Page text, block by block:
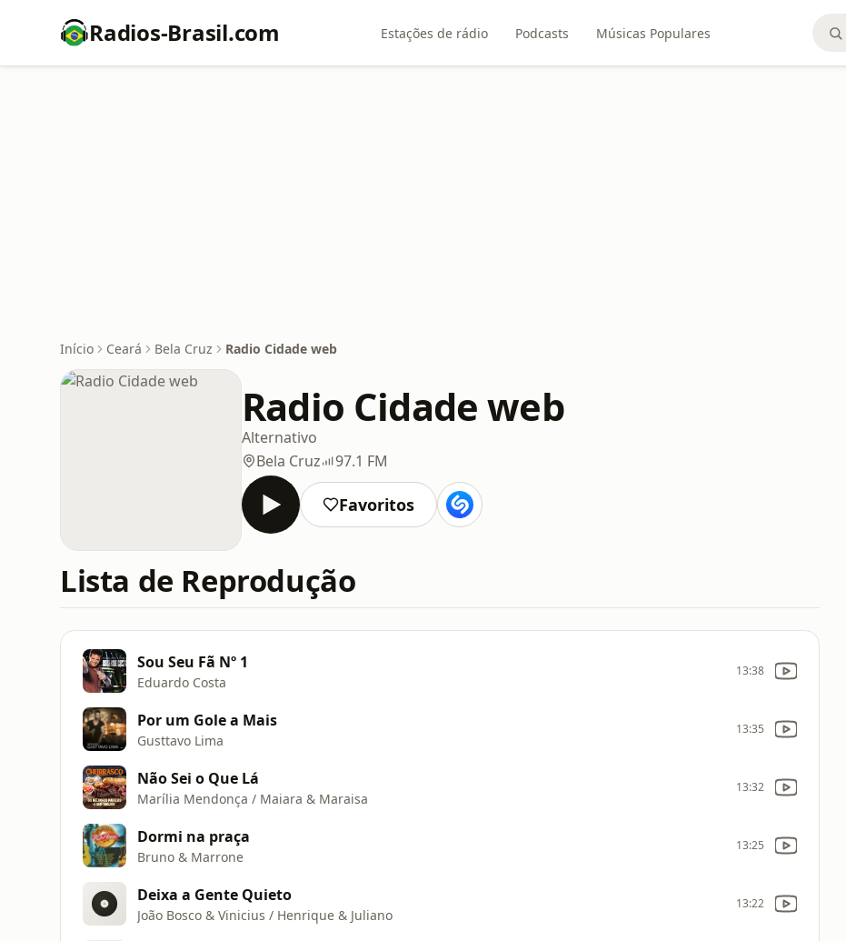
Radios-Brasil.com Estações de rádio Podcasts Músicas Populares
Início Ceará Bela Cruz Radio Cidade web
Radio Cidade web
Alternativo
Bela Cruz
97.1 FM
Favoritos
Lista de Reprodução
Sou Seu Fã Nº 1
Eduardo Costa
13:38
Por um Gole a Mais
Gusttavo Lima
13:35
Não Sei o Que Lá
Marília Mendonça / Maiara & Maraisa
13:32
Dormi na praça
Bruno & Marrone
13:25
Deixa a Gente Quieto
João Bosco & Vinicius / Henrique & Juliano
13:22